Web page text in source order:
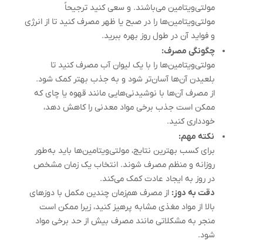
مولتی‌ویتامین می‌باشند. و سعی کنید ترجیحاً
مولتی‌ویتامین‌ها را در صبح یا ظهر مصرف کنید تا از انرژی
و فواید آن در طول روز بهره ببرید.
چگونگی مصرف:
مولتی‌ویتامین‌ها را با یک لیوان آب مصرف کنید تا
بلعیدن آن‌ها آسان‌تر شود و به جذب بهتر کمک شود.
از مصرف آن‌ها با نوشیدنی‌هایی مانند قهوه یا چای که
ممکن است جذب برخی مواد معدنی را کاهش دهد،
خودداری کنید.
نکته مهم:
برای کسب بهترین نتایج، مولتی‌ویتامین‌ها باید به‌طور
روزانه و منظم مصرف شوند. انتخاب یک زمان مشخص
در روز به ایجاد عادت کمک می‌کند.
دقت به دوز: از مصرف هم‌زمان چندین مکمل با دوزهای
بالا از مواد مغذی مشابه پرهیز کنید، زیرا ممکن است
منجر به مشکلاتی مانند مصرف بیش از حد برخی مواد
شود.